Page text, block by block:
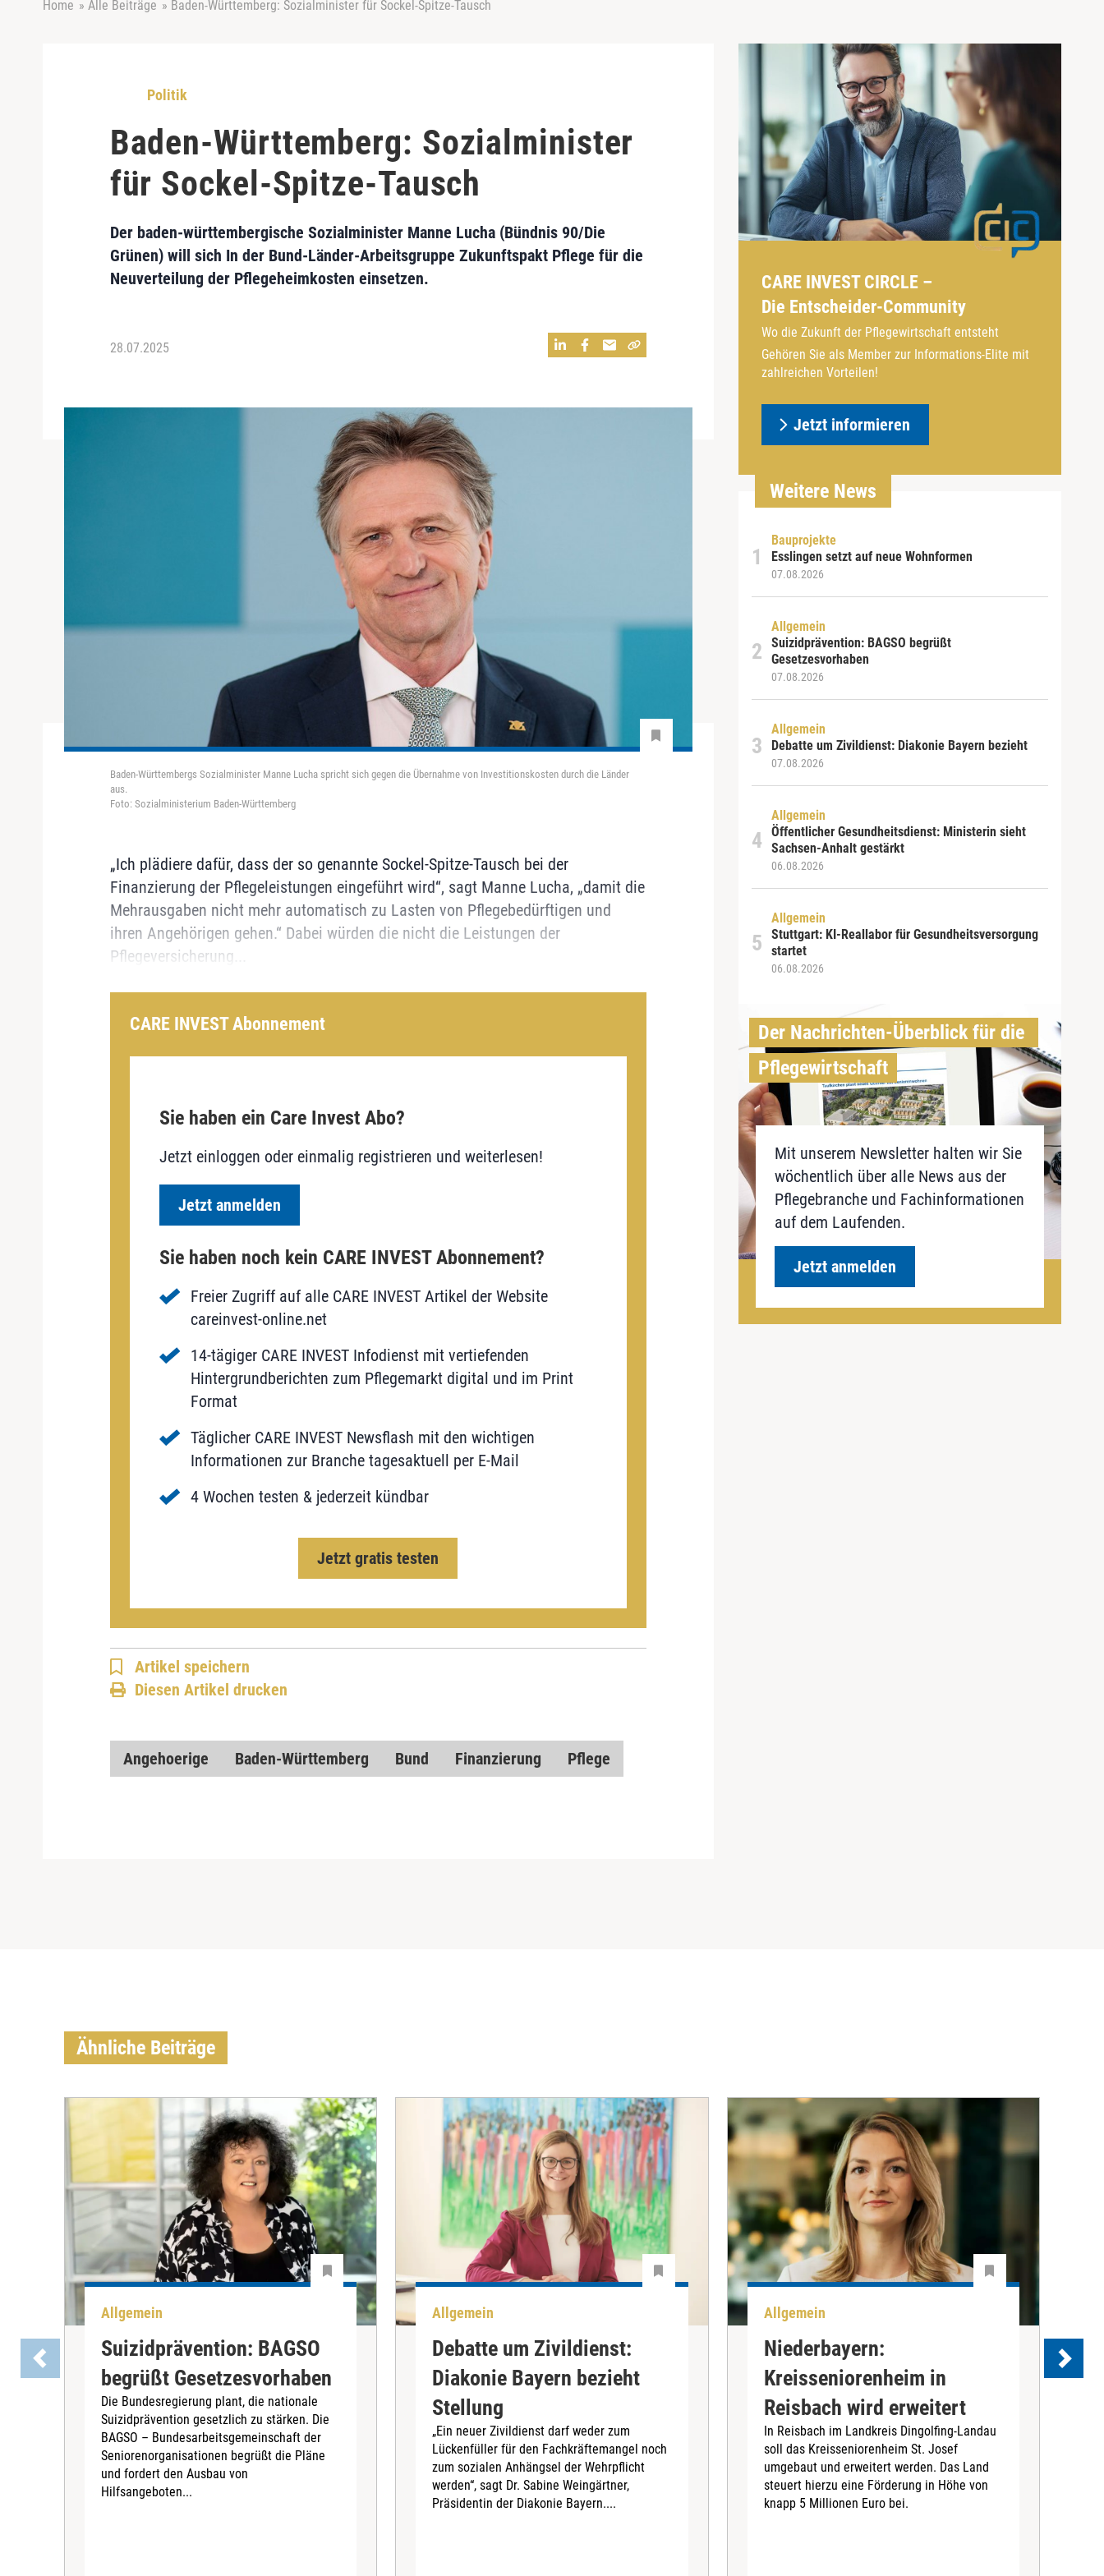
Home » Alle Beiträge » Baden-Württemberg: Sozialminister für Sockel-Spitze-Tausch
Politik
Baden-Württemberg: Sozialminister
für Sockel-Spitze-Tausch
Der baden-württembergische Sozialminister Manne Lucha (Bündnis 90/Die
Grünen) will sich In der Bund-Länder-Arbeitsgruppe Zukunftspakt Pflege für die
Neuverteilung der Pflegeheimkosten einsetzen.
28.07.2025
Baden-Württembergs Sozialminister Manne Lucha spricht sich gegen die Übernahme von Investitionskosten durch die Länder
aus.
Foto: Sozialministerium Baden-Württemberg
„Ich plädiere dafür, dass der so genannte Sockel-Spitze-Tausch bei der
Finanzierung der Pflegeleistungen eingeführt wird“, sagt Manne Lucha, „damit die
Mehrausgaben nicht mehr automatisch zu Lasten von Pflegebedürftigen und
ihren Angehörigen gehen.“ Dabei würden die nicht die Leistungen der
Pflegeversicherung...
CARE INVEST Abonnement
Sie haben ein Care Invest Abo?
Jetzt einloggen oder einmalig registrieren und weiterlesen!
Jetzt anmelden
Sie haben noch kein CARE INVEST Abonnement?
Freier Zugriff auf alle CARE INVEST Artikel der Website
careinvest-online.net
14-tägiger CARE INVEST Infodienst mit vertiefenden
Hintergrundberichten zum Pflegemarkt digital und im Print
Format
Täglicher CARE INVEST Newsflash mit den wichtigen
Informationen zur Branche tagesaktuell per E-Mail
4 Wochen testen & jederzeit kündbar
Jetzt gratis testen
Artikel speichern
Diesen Artikel drucken
Angehoerige Baden-Württemberg Bund Finanzierung Pflege
CARE INVEST CIRCLE –
Die Entscheider-Community
Wo die Zukunft der Pflegewirtschaft entsteht
Gehören Sie als Member zur Informations-Elite mit
zahlreichen Vorteilen!
Jetzt informieren
Weitere News
Bauprojekte
Esslingen setzt auf neue Wohnformen
07.08.2026
Allgemein
Suizidprävention: BAGSO begrüßt
Gesetzesvorhaben
07.08.2026
Allgemein
Debatte um Zivildienst: Diakonie Bayern bezieht
07.08.2026
Allgemein
Öffentlicher Gesundheitsdienst: Ministerin sieht
Sachsen-Anhalt gestärkt
06.08.2026
Allgemein
Stuttgart: KI-Reallabor für Gesundheitsversorgung
startet
06.08.2026
Der Nachrichten-Überblick für die
Pflegewirtschaft
Mit unserem Newsletter halten wir Sie
wöchentlich über alle News aus der
Pflegebranche und Fachinformationen
auf dem Laufenden.
Jetzt anmelden
Ähnliche Beiträge
Allgemein
Suizidprävention: BAGSO
begrüßt Gesetzesvorhaben
Die Bundesregierung plant, die nationale
Suizidprävention gesetzlich zu stärken. Die
BAGSO – Bundesarbeitsgemeinschaft der
Seniorenorganisationen begrüßt die Pläne
und fordert den Ausbau von
Hilfsangeboten...
Allgemein
Debatte um Zivildienst:
Diakonie Bayern bezieht
Stellung
„Ein neuer Zivildienst darf weder zum
Lückenfüller für den Fachkräftemangel noch
zum sozialen Anhängsel der Wehrpflicht
werden“, sagt Dr. Sabine Weingärtner,
Präsidentin der Diakonie Bayern....
Allgemein
Niederbayern:
Kreisseniorenheim in
Reisbach wird erweitert
In Reisbach im Landkreis Dingolfing-Landau
soll das Kreisseniorenheim St. Josef
umgebaut und erweitert werden. Das Land
steuert hierzu eine Förderung in Höhe von
knapp 5 Millionen Euro bei.